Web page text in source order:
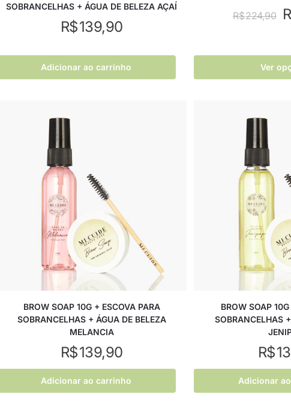
SOBRANCELHAS + ÁGUA DE BELEZA AÇAÍ
R$139,90
Adicionar ao carrinho
R$224,90
Ver
BROW SOAP 10G + ESCOVA PARA
SOBRANCELHAS + ÁGUA DE BELEZA
MELANCIA
R$139,90
Adicionar ao carrinho
BROW SOAP
SOBRANCELHAS
R$
Adicionar